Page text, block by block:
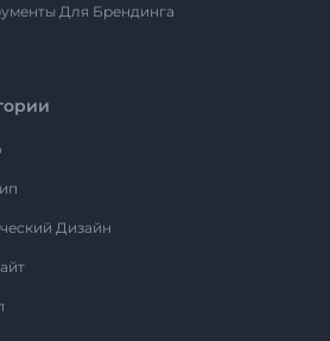
Для Брендинга
Дизайн